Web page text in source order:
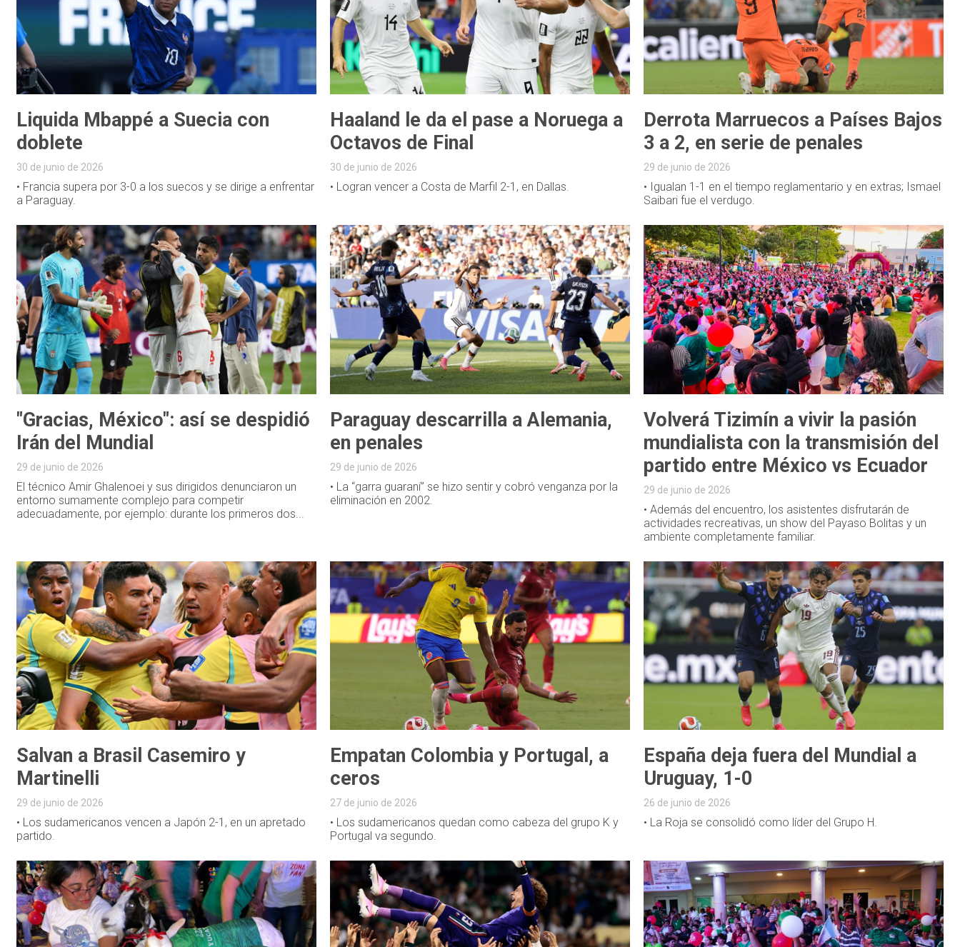
Liquida Mbappé a Suecia con
doblete
30 de junio de 2026
• Francia supera por 3-0 a los suecos y se dirige a enfrentar
a Paraguay.
Haaland le da el pase a Noruega a
Octavos de Final
30 de junio de 2026
• Logran vencer a Costa de Marfil 2-1, en Dallas.
Derrota Marruecos a Países Bajos
3 a 2, en serie de penales
29 de junio de 2026
• Igualan 1-1 en el tiempo reglamentario y en extras; Ismael
Saibari fue el verdugo.
"Gracias, México": así se despidió
Irán del Mundial
29 de junio de 2026
El técnico Amir Ghalenoei y sus dirigidos denunciaron un
entorno sumamente complejo para competir
adecuadamente, por ejemplo: durante los primeros dos...
Paraguay descarrilla a Alemania,
en penales
29 de junio de 2026
• La “garra guaraní” se hizo sentir y cobró venganza por la
eliminación en 2002.
Volverá Tizimín a vivir la pasión
mundialista con la transmisión del
partido entre México vs Ecuador
29 de junio de 2026
• Además del encuentro, los asistentes disfrutarán de
actividades recreativas, un show del Payaso Bolitas y un
ambiente completamente familiar.
Salvan a Brasil Casemiro y
Martinelli
29 de junio de 2026
• Los sudamericanos vencen a Japón 2-1, en un apretado
partido.
Empatan Colombia y Portugal, a
ceros
27 de junio de 2026
• Los sudamericanos quedan como cabeza del grupo K y
Portugal va segundo.
España deja fuera del Mundial a
Uruguay, 1-0
26 de junio de 2026
• La Roja se consolidó como líder del Grupo H.